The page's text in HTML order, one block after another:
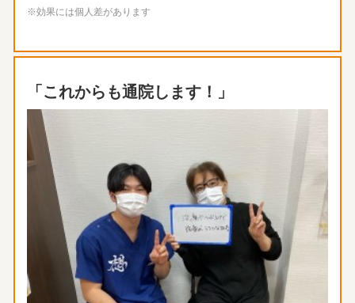
※効果には個人差があります
「これからも通院します！」